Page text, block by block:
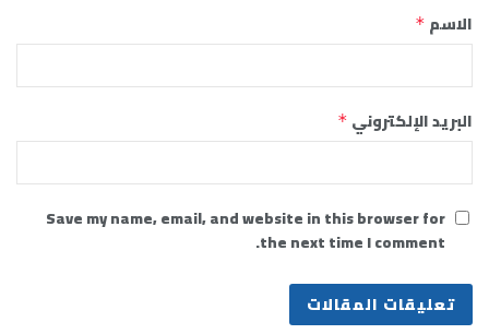
الاسم *
البريد الإلكتروني *
Save my name, email, and website in this browser for
the next time I comment.